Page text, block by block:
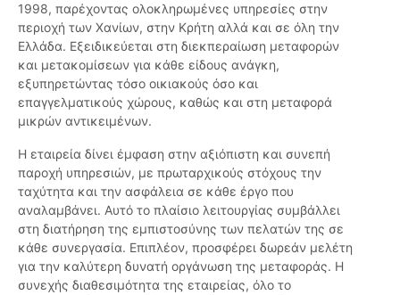
1998, παρέχοντας ολοκληρωμένες υπηρεσίες στην
περιοχή των Χανίων, στην Κρήτη αλλά και σε όλη την
Ελλάδα. Εξειδικεύεται στη διεκπεραίωση μεταφορών
και μετακομίσεων για κάθε είδους ανάγκη,
εξυπηρετώντας τόσο οικιακούς όσο και
επαγγελματικούς χώρους, καθώς και στη μεταφορά
μικρών αντικειμένων.
Η εταιρεία δίνει έμφαση στην αξιόπιστη και συνεπή
παροχή υπηρεσιών, με πρωταρχικούς στόχους την
ταχύτητα και την ασφάλεια σε κάθε έργο που
αναλαμβάνει. Αυτό το πλαίσιο λειτουργίας συμβάλλει
στη διατήρηση της εμπιστοσύνης των πελατών της σε
κάθε συνεργασία. Επιπλέον, προσφέρει δωρεάν μελέτη
για την καλύτερη δυνατή οργάνωση της μεταφοράς. Η
συνεχής διαθεσιμότητα της εταιρείας, όλο το